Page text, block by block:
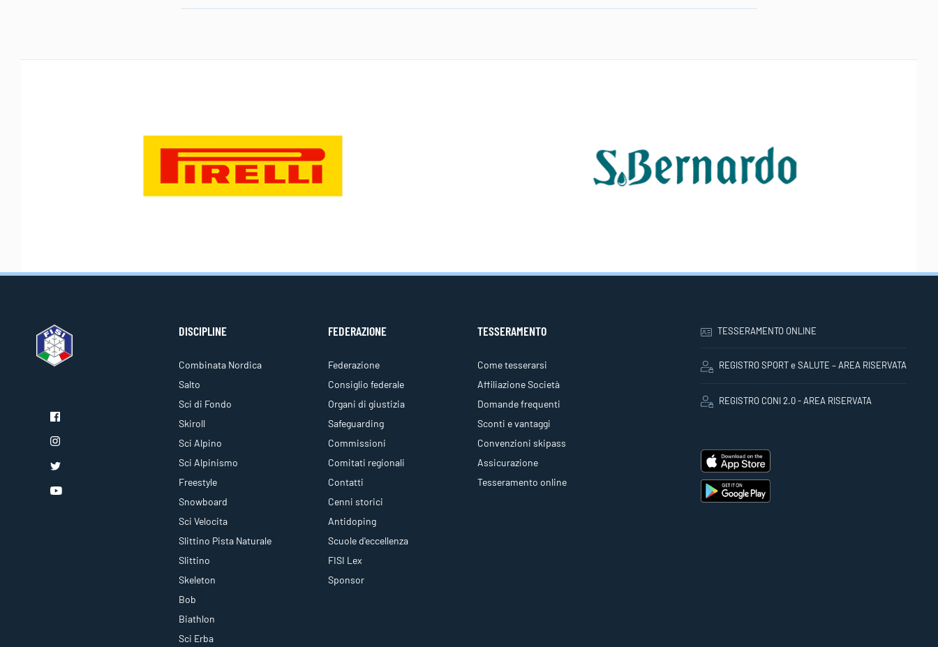
DISCIPLINE
Combinata Nordica
Salto
Sci di Fondo
Skiroll
Sci Alpino
Sci Alpinismo
Freestyle
Snowboard
Sci Velocita
Slittino Pista Naturale
Slittino
Skeleton
Bob
Biathlon
Sci Erba
FEDERAZIONE
Federazione
Consiglio federale
Organi di giustizia
Safeguarding
Commissioni
Comitati regionali
Contatti
Cenni storici
Antidoping
Scuole d'eccellenza
FISI Lex
Sponsor
TESSERAMENTO
Come tesserarsi
Affiliazione Società
Domande frequenti
Sconti e vantaggi
Convenzioni skipass
Assicurazione
Tesseramento online
TESSERAMENTO ONLINE
REGISTRO SPORT e SALUTE – AREA RISERVATA
REGISTRO CONI 2.0 - AREA RISERVATA